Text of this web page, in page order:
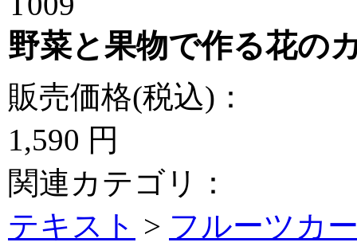
野菜と果物で作る花の
販売価格(税込)：
1,590 円
関連カテゴリ：
テキスト > フルーツカ